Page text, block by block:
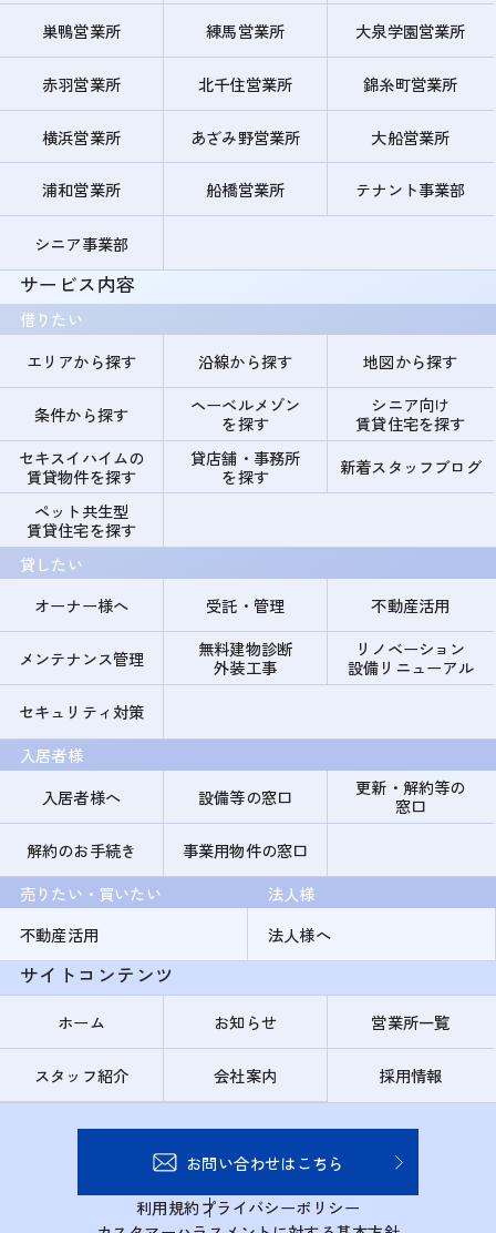
巣鴨営業所 練馬営業所 大泉学園営業所
赤羽営業所 北千住営業所 錦糸町営業所
横浜営業所 あざみ野営業所 大船営業所
浦和営業所 船橋営業所 テナント事業部
シニア事業部
サービス内容
借りたい
エリアから探す
沿線から探す 地図から探す
条件から探す
ヘーベルメゾン
を探す
シニア向け
賃貸住宅を探す
セキスイハイムの
賃貸物件を探す
貸店舗・事務所
を探す
新着スタッフブログ
ペット共生型
賃貸住宅を探す
貸したい
オーナー様へ
受託・管理 不動産活用
メンテナンス管理
無料建物診断
外装工事
リノベーション
設備リニューアル
セキュリティ対策
入居者様
入居者様へ
設備等の窓口
更新・解約等の
窓口
解約のお手続き
事業用物件の窓口
売りたい・買いたい
不動産活用
法人様
法人様へ
サイトコンテンツ
ホーム お知らせ 営業所一覧
スタッフ紹介 会社案内 採用情報
お問い合わせはこちら
利用規約プライバシーポリシー